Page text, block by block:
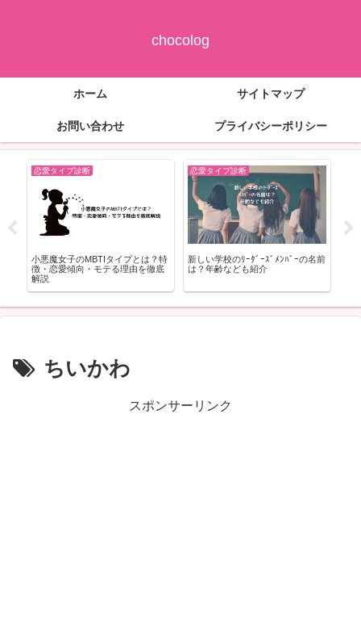
chocolog
ホーム サイトマップ
お問い合わせ プライバシーポリシー
恋愛タイプ診断
小悪魔女子のMBTIタイプとは？特
徴・恋愛傾向・モテる理由を徹底
解説
恋愛タイプ診断
新しい学校のﾘｰﾀﾞｰｽﾞﾒﾝﾊﾞｰの名前
は？年齢なども紹介
ちいかわ
スポンサーリンク